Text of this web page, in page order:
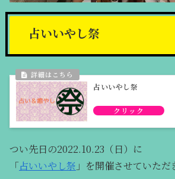
占いいやし祭
占いいやし祭
つい先日の2022.10.23（日）に
「占いいやし祭 」を開催させていただ